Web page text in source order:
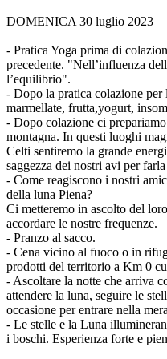
DOMENICA 30 luglio 2023
- Pratica Yoga prima di
precedente. "Nell’influenza
l’equilibrio".
- Dopo la pratica colazione per
marmellate, frutta,yogurt,
- Dopo colazione ci
montagna. In questi luoghi
Celti sentiremo la grande
saggezza dei nostri avi per
- Come reagiscono i nostri
della luna Piena?
Ci metteremo in ascolto del
accordare le nostre frequenze.
- Pranzo al sacco.
- Cena vicino al fuoco o in
prodotti del territorio a Km 0
- Ascoltare la notte che arriva
attendere la luna, seguire le
occasione per entrare nella
- Le stelle e la Luna
i boschi. Esperienza forte e